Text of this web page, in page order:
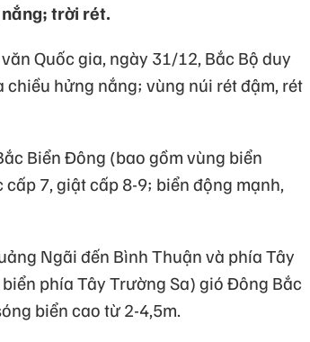
trời rét.
Quốc gia, ngày 31/12, Bắc Bộ duy
hửng nắng; vùng núi rét đậm, rét
Biển Đông (bao gồm vùng biển
7, giật cấp 8-9; biển động mạnh,
Ngãi đến Bình Thuận và phía Tây
phía Tây Trường Sa) gió Đông Bắc
biển cao từ 2-4,5m.